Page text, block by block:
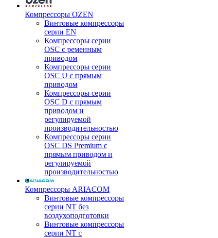
Компрессоры OZEN
Винтовые компрессоры
серии EN
Компрессоры серии
OSC с ременным
приводом
Компрессоры серии
OSC U с прямым
приводом
Компрессоры серии
OSC D с прямым
приводом и
регулируемой
производительностью
Компрессоры серии
OSC DS Premium с
прямым приводом и
регулируемой
производительностью
Компрессоры ARIACOM
Винтовые компрессоры
серии NT без
воздухоподготовки
Винтовые компрессоры
серии NT c